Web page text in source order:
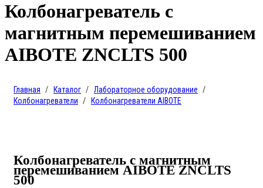
Колбонагреватель с
магнитным перемешиванием
AIBOTE ZNCLTS 500
Главная Каталог
Лабораторное оборудование
Колбонагреватели
Колбонагреватели AIBOTE
Колбонагреватель с магнитным
перемешиванием AIBOTE ZNCLTS
500